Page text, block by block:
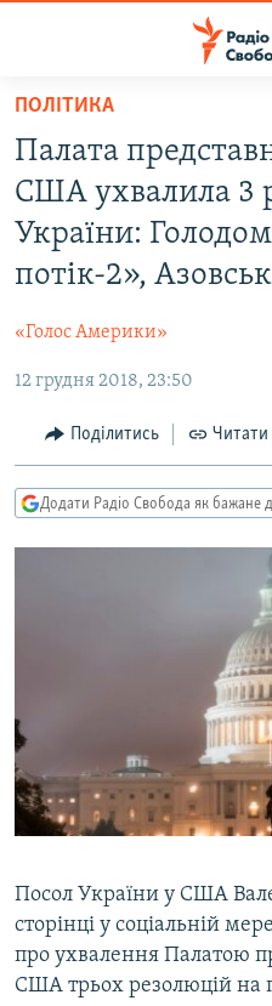
Перейти
основного
матеріалу
Перейти
до
основної
Перейти
до
СТАТТІ
ПОЛІТИКА
СУСПІЛЬСТВО
КУЛЬТУРА
СПОРТ
СВІТ
ВІЙНА
ДОНБАС.РЕАЛІЇ
КРИМ.РЕАЛІЇ
ТИ ЯК?
КИТАЙ.ВИКЛИКИ
РУС
УКР
КТАТ
ДОЛУЧАЙСЯ!
ПОЛІТИКА
Палата
США ухвалила 3
України:
потік-2»,
«Голос Америки»
12 грудня 2018, 23:50
Поділитись Читати
Додати Радіо Свобода як бажане
Посол України у США
сторінці у соціальній
про ухвалення Палатою
США трьох резолюцій на